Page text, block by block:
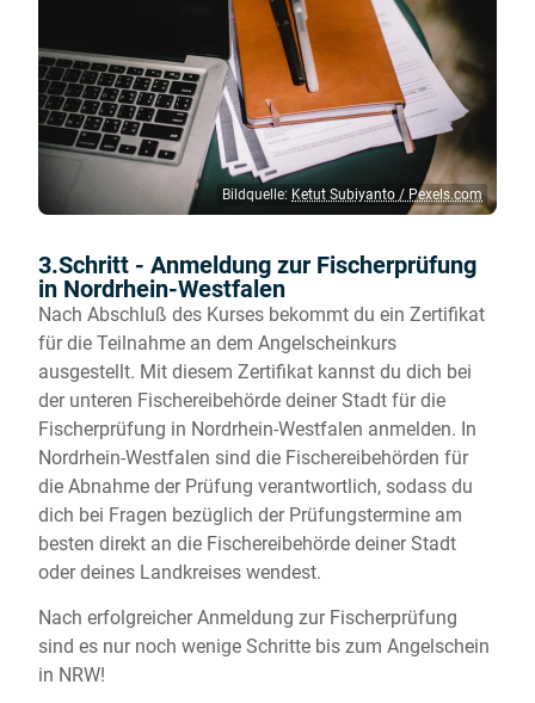
Bildquelle: Ketut Subiyanto / Pexels.com
3.Schritt - Anmeldung zur Fischerprüfung
in Nordrhein-Westfalen
Nach Abschluß des Kurses bekommt du ein Zertifikat
für die Teilnahme an dem Angelscheinkurs
ausgestellt. Mit diesem Zertifikat kannst du dich bei
der unteren Fischereibehörde deiner Stadt für die
Fischerprüfung in Nordrhein-Westfalen anmelden. In
Nordrhein-Westfalen sind die Fischereibehörden für
die Abnahme der Prüfung verantwortlich, sodass du
dich bei Fragen bezüglich der Prüfungstermine am
besten direkt an die Fischereibehörde deiner Stadt
oder deines Landkreises wendest.
Nach erfolgreicher Anmeldung zur Fischerprüfung
sind es nur noch wenige Schritte bis zum Angelschein
in NRW!